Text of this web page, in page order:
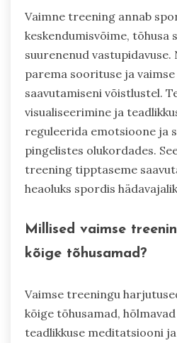
Vaimne treening annab
keskendumisvõime, tõhusa
suurenenud vastupidavuse.
parema soorituse ja vaimse
saavutamiseni võistlustel.
visualiseerimine ja
reguleerida emotsioone ja
pingelistes olukordades.
treening tipptaseme
heaoluks spordis
Millised vaimse
kõige tõhusamad?
Vaimse treeningu
kõige tõhusamad,
teadlikkuse meditatsiooni